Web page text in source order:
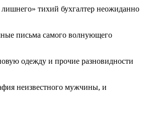
тихий бухгалтер неожиданно
письма самого волнующего
одежду и прочие разновидности
неизвестного мужчины, и